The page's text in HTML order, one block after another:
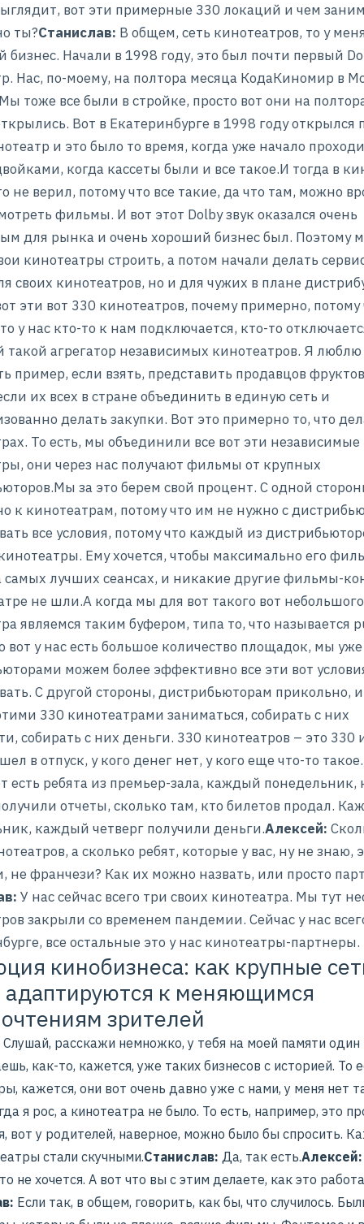
вот эти примерные 330 локаций и чем
ты?Станислав: В общем, сеть кинотеатров, то у
бизнес. Начали в 1998 году, это был почти первый
Нас, по-моему, на полтора месяца КодаКиномир в
тоже все были в стройке, просто вот они на
Вот в Екатеринбурге в 1998 году открылся
и это было то время, когда уже начало
когда кассеты были и все такое.И тогда в
не верил, потому что все такие, да что там, можно
фильмы. И вот этот Dolby звук оказался очень
для рынка и очень хороший бизнес был. Поэтому
кинотеатры строить, а потом начали делать
своих кинотеатров, но и для чужих в плане
эти вот 330 кинотеатров, почему примерно, потому
у нас кто-то к нам подключается, кто-то
агрегатор независимых кинотеатров. Я люблю
пример, если взять, представить продавцов
их всех в стране объединить в единую сеть и
делать закупки. Вот это примерно то, что
То есть, мы объединили все вот эти независимые
они через нас получают фильмы от крупных
за это берем свой процент. С одной
к кинотеатрам, потому что им не нужно с
все условия, потому что каждый из
Ему хочется, чтобы максимально его
самых лучших сеансах, и никакие другие фильмы-
не шли.А когда мы для вот такого вот небольшого
являемся таким буфером, типа то, что называется
вот у нас есть большое количество площадок, мы уже
можем более эффективно все эти вот
С другой стороны, дистрибьюторам прикольно,
330 кинотеатрами заниматься, собирать с них
собирать с них деньги. 330 кинотеатров – это 330
в отпуск, у кого денег нет, у кого еще что-то
есть ребята из премьер-зала, каждый
отчеты, сколько там, кто билетов продал.
каждый четверг получили деньги.Алексей:
а сколько ребят, которые у вас, ну не знаю,
не франчези? Как их можно назвать, или просто
У нас сейчас всего три своих кинотеатра. Мы тут
закрыли со временем пандемии. Сейчас у нас
все остальные это у нас кинотеатры-партнеры.
кинобизнеса: как крупные
адаптируются к меняющимся
зрителей
Слушай, расскажи немножко, у тебя на моей памяти один
как-то, кажется, уже таких бизнесов с историей. То
кажется, они вот очень давно уже с нами, у меня нет
я рос, а кинотеатра не было. То есть, например, это
вот у родителей, наверное, можно было бы спросить.
стали скучными.Станислав: Да, так есть.
не хочется. А вот что вы с этим делаете, как это
Если так, в общем, говорить, как бы, что случилось.